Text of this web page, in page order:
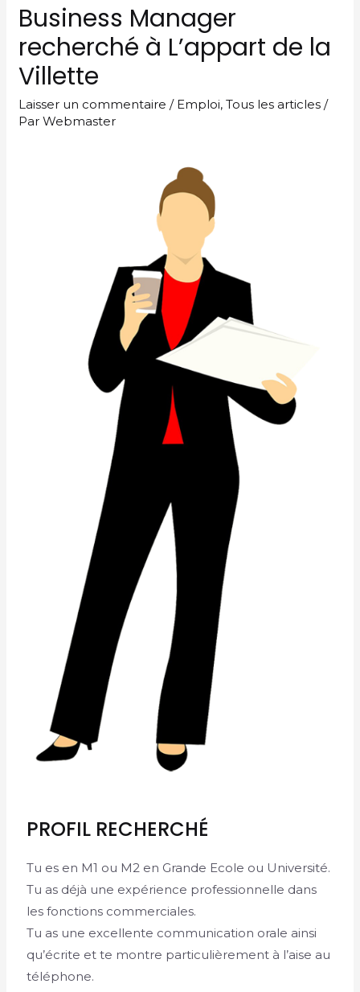
Business Manager
recherché à L’appart de la
Villette
Laisser un commentaire / Emploi,Tous les articles /
ParWebmaster
PROFIL RECHERCHÉ
Tu es en M1 ou M2 en Grande Ecole ou Université.
Tu as déjà une expérience professionnelle dans
les fonctions commerciales.
Tu as une excellente communication orale ainsi
qu’écrite et te montre particulièrement à l’aise au
téléphone.